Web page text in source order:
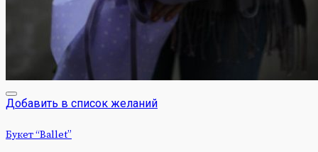
Добавить в список желаний
Букет “Ballet”